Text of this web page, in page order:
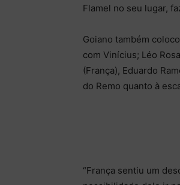
Flamel no seu lugar,
Goiano também
com Vinícius; Léo
(França), Eduardo
do Remo quanto à
“França sentiu um